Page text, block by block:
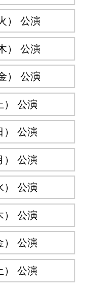
） 公演
） 公演
） 公演
） 公演
） 公演
） 公演
） 公演
） 公演
） 公演
） 公演